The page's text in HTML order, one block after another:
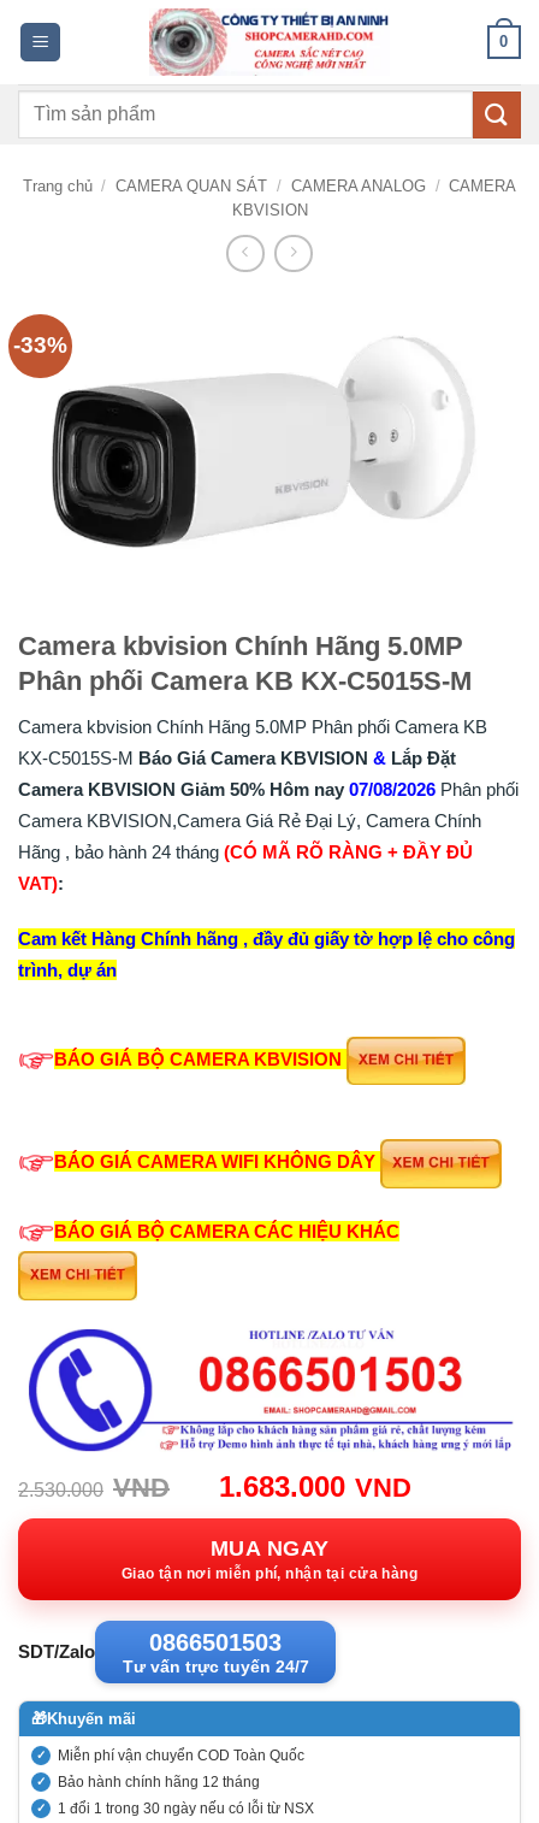
dung
0
Tìm
Trang chủ / CAMERA QUAN SÁT / CAMERA ANALOG / CAMERA
KBVISION
-33%
Camera kbvision Chính Hãng 5.0MP
Phân phối Camera KB KX-C5015S-M
Camera kbvision Chính Hãng 5.0MP Phân phối Camera KB
KX-C5015S-M Báo Giá Camera KBVISION & Lắp Đặt
Camera KBVISION Giảm 50% Hôm nay 07/08/2026 Phân phối
Camera KBVISION,Camera Giá Rẻ Đại Lý, Camera Chính
Hãng , bảo hành 24 tháng (CÓ MÃ RÕ RÀNG + ĐẦY ĐỦ
VAT):
Cam kết Hàng Chính hãng , đầy đủ giấy tờ hợp lệ cho công
trình, dự án
BÁO GIÁ BỘ CAMERA KBVISION
BÁO GIÁ CAMERA WIFI KHÔNG DÂY
BÁO GIÁ BỘ CAMERA CÁC HIỆU KHÁC
2.530.000 VND
Giá
gốc:
2.530.000VND.
1.683.000 VND
hiện
MUA NGAY
Giao tận nơi miễn phí, nhận tại cửa hàng
SDT/Zalo 0866501503
Tư vấn trực tuyến 24/7
🎁Khuyến mãi
Miễn phí vận chuyển COD Toàn Quốc
Bảo hành chính hãng 12 tháng
1 đổi 1 trong 30 ngày nếu có lỗi từ NSX